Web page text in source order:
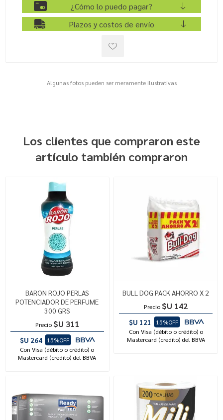
¿Cómo lo puedo pagar?
Plazos y costos de envío
Algunas fotos pueden ser meramente ilustrativas
Los clientes que compraron este
artículo también compraron
BARON ROJO PERLAS
POTENCIADOR DE PERFUME
300 GRS
Precio $U 311
$U 264
15%OFF
Con Visa (débito o crédito) o
Mastercard (credito) del BBVA
BULL DOG PACK AHORRO X 2
Precio $U 142
$U 121
15%OFF
Con Visa (débito o crédito) o
Mastercard (credito) del BBVA